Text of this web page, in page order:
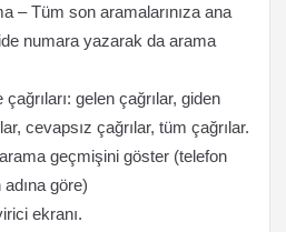
– Tüm son aramalarınıza ana
numara yazarak da arama
gelen çağrılar, giden
cevapsız çağrılar, tüm çağrılar.
geçmişini göster (telefon
göre)
ekranı.